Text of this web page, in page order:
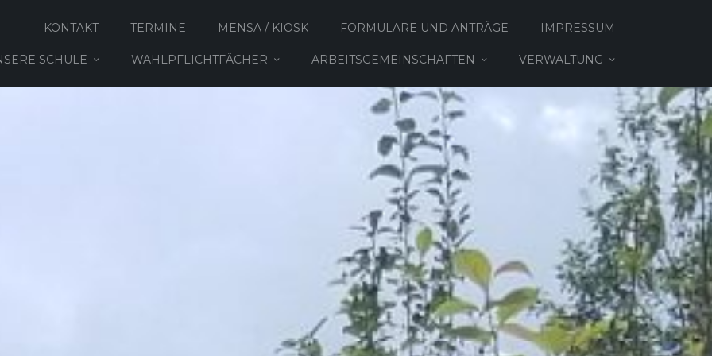
KONTAKT TERMINE MENSA / KIOSK FORMULARE UND ANTRÄGE IMPRESSUM
SCHULE WAHLPFLICHTFÄCHER ARBEITSGEMEINSCHAFTEN VERWALTUNG